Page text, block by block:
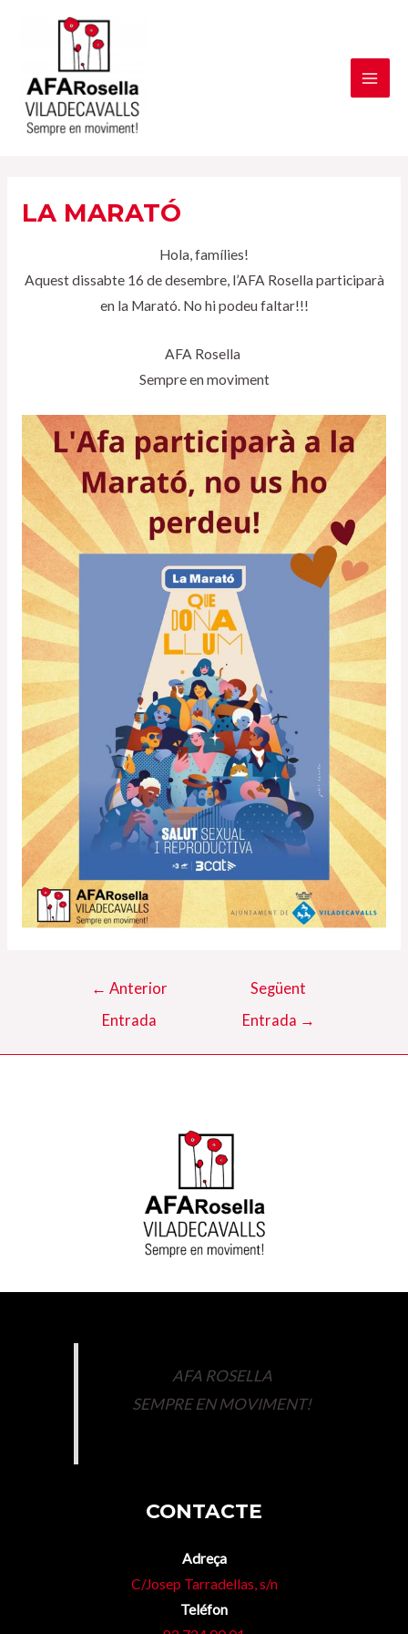
LA MARATÓ
Hola, famílies!
Aquest dissabte 16 de desembre, l’AFA Rosella participarà
en la Marató. No hi podeu faltar!!!
AFA Rosella
Sempre en moviment
Navegació
← Anterior
Entrada
Següent
Entrada →
AFA ROSELLA
SEMPRE EN MOVIMENT!
CONTACTE
Adreça
C/Josep Tarradellas, s/n
Teléfon